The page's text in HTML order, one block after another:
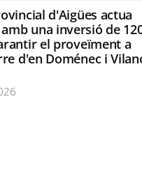
d'Aigües actua
una inversió de
el proveïment a
d'en Doménec i